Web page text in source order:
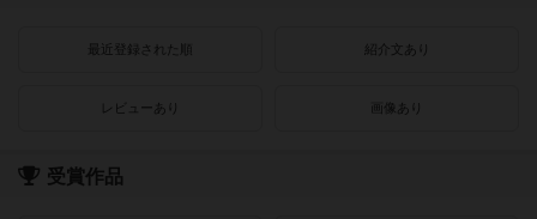
最近登録された順 紹介文あり
レビューあり 画像あり
受賞作品